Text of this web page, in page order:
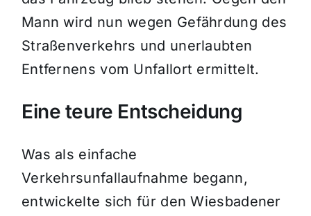
Mann wird nun wegen Gefährdung des
Straßenverkehrs und unerlaubten
Entfernens vom Unfallort ermittelt.
Eine teure Entscheidung
Was als einfache
Verkehrsunfallaufnahme begann,
entwickelte sich für den Wiesbadener